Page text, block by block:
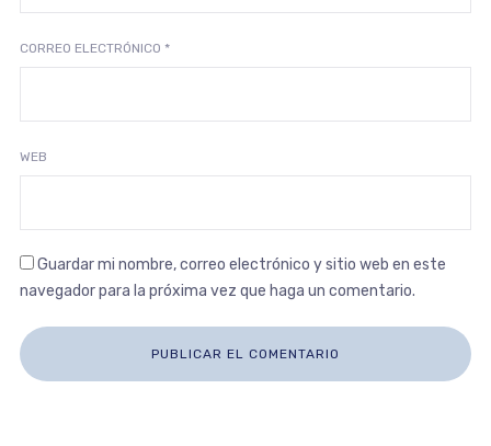
CORREO ELECTRÓNICO *
WEB
Guardar mi nombre, correo electrónico y sitio web en este
navegador para la próxima vez que haga un comentario.